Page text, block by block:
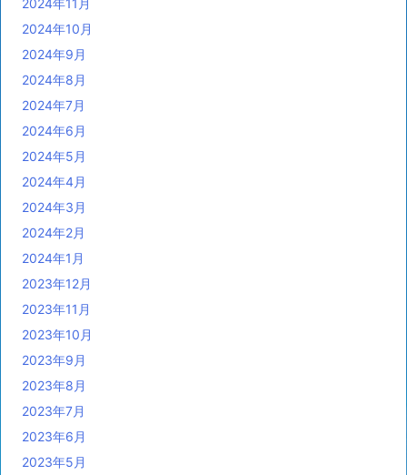
2024年10月
2024年9月
2024年8月
2024年7月
2024年6月
2024年5月
2024年4月
2024年3月
2024年2月
2024年1月
2023年12月
2023年11月
2023年10月
2023年9月
2023年8月
2023年7月
2023年6月
2023年5月